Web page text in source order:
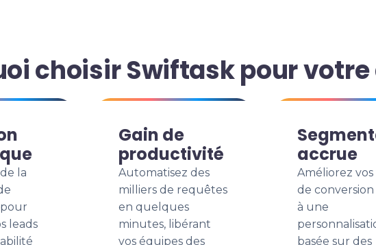
choisir Swiftask pour votre
la
leads
Gain de
productivité
Automatisez des
milliers de requêtes
en quelques
minutes, libérant
vos équipes des
accrue
Améliorez
de conversion
à une
basée sur des